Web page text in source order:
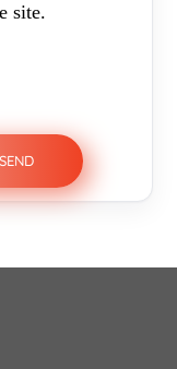
site.